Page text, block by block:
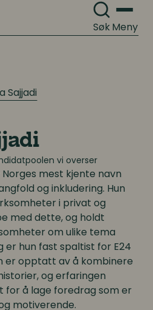
SøkMeny
Sajjadi
vi overser
mest kjente navn
og inkludering. Hun
i privat og
med dette, og holdt
om ulike tema
er hun fast spaltist for E24
er opptatt av å kombinere
og erfaringen
for å lage foredrag som er
motiverende.